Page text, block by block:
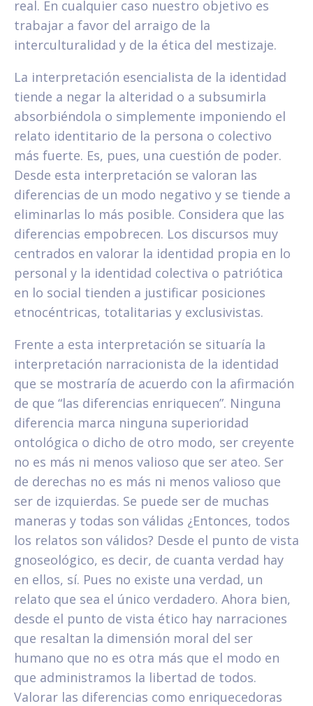
real. En cualquier caso nuestro objetivo es
trabajar a favor del arraigo de la
interculturalidad y de la ética del mestizaje.
La interpretación esencialista de la identidad
tiende a negar la alteridad o a subsumirla
absorbiéndola o simplemente imponiendo el
relato identitario de la persona o colectivo
más fuerte. Es, pues, una cuestión de poder.
Desde esta interpretación se valoran las
diferencias de un modo negativo y se tiende a
eliminarlas lo más posible. Considera que las
diferencias empobrecen. Los discursos muy
centrados en valorar la identidad propia en lo
personal y la identidad colectiva o patriótica
en lo social tienden a justificar posiciones
etnocéntricas, totalitarias y exclusivistas.
Frente a esta interpretación se situaría la
interpretación narracionista de la identidad
que se mostraría de acuerdo con la afirmación
de que “las diferencias enriquecen”. Ninguna
diferencia marca ninguna superioridad
ontológica o dicho de otro modo, ser creyente
no es más ni menos valioso que ser ateo. Ser
de derechas no es más ni menos valioso que
ser de izquierdas. Se puede ser de muchas
maneras y todas son válidas ¿Entonces, todos
los relatos son válidos? Desde el punto de vista
gnoseológico, es decir, de cuanta verdad hay
en ellos, sí. Pues no existe una verdad, un
relato que sea el único verdadero. Ahora bien,
desde el punto de vista ético hay narraciones
que resaltan la dimensión moral del ser
humano que no es otra más que el modo en
que administramos la libertad de todos.
Valorar las diferencias como enriquecedoras